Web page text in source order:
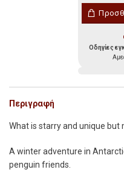
Οδηγίες
Περιγραφή
What is starry and unique but
A winter adventure in
penguin friends.